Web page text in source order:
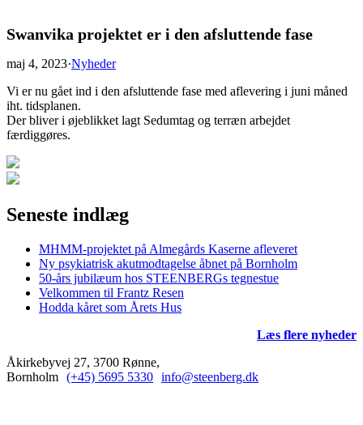
Swanvika projektet er i den afsluttende fase
maj 4, 2023·Nyheder
Vi er nu gået ind i den afsluttende fase med aflevering i juni måned
iht. tidsplanen.
Der bliver i øjeblikket lagt Sedumtag og terræn arbejdet
færdiggøres.
Seneste indlæg
MHMM-projektet på Almegårds Kaserne afleveret
Ny psykiatrisk akutmodtagelse åbnet på Bornholm
50-års jubilæum hos STEENBERGs tegnestue
Velkommen til Frantz Resen
Hodda kåret som Årets Hus
Læs flere nyheder
Åkirkebyvej 27, 3700 Rønne,
Bornholm (+45) 5695 5330 info@steenberg.dk